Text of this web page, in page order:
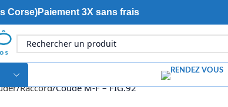
Corse)Paiement 3X sans frais
Raccord Coude M-F – FIG.92